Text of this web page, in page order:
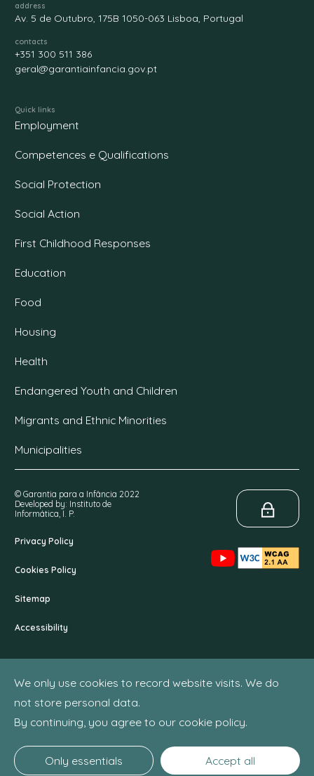
We only use cookies to record website visits. We do
not store personal data.
By continuing, you agree to our cookie policy.
Only essentials Accept all
address
Av. 5 de Outubro, 175B 1050-063 Lisboa, Portugal
contacts
+351 300 511 386
geral@garantiainfancia.gov.pt
Quick links
Employment
Competences e Qualifications
Social Protection
Social Action
First Childhood Responses
Education
Food
Housing
Health
Endangered Youth and Children
Migrants and Ethnic Minorities
Municipalities
© Garantia para a Infância 2022
Developed by: Instituto de
Informática, I. P.
Privacy Policy
Cookies Policy
Sitemap
Accessibility